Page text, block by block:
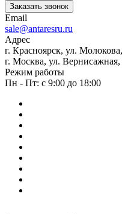
Заказать звонок
Email
sale@antaresru.ru
Адрес
г. Красноярск, ул.
г. Москва, ул. Вернисажная,
Режим работы
Пн - Пт: с 9:00 до 18:00